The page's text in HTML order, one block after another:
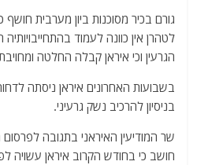
גורם בכיר מסוכנות ביון מערבית חושף
לטהרן אין כוונה לעמוד
הגרעין וכי איראן קבלה החלטה
בשבועות האחרונים איראן ניסתה
בניסיון להרכיב נשק גרעיני.
שר המודיעין האיראני בתגובה
חושב כי בחודש הקרוב איראן עשויה